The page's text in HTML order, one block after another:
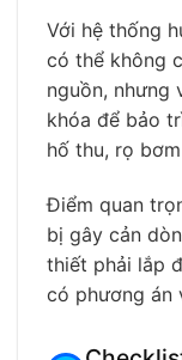
Với hệ thống
có thể không
nguồn, nhưng
khóa để bảo
hố thu, rọ
Điểm quan
bị gây cản
thiết phải lắp
có phương án